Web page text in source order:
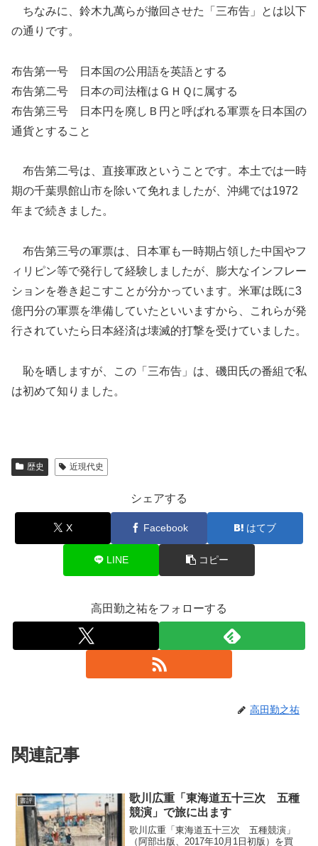
ちなみに、鈴木九萬らが撤回させた「三布告」とは以下
の通りです。
布告第一号 日本国の公用語を英語とする
布告第二号 日本の司法権はＧＨＱに属する
布告第三号 日本円を廃しＢ円と呼ばれる軍票を日本国の
通貨とすること
布告第二号は、直接軍政ということです。本土では一時
期の千葉県館山市を除いて免れましたが、沖縄では1972
年まで続きました。
布告第三号の軍票は、日本軍も一時期占領した中国やフ
ィリピン等で発行して経験しましたが、膨大なインフレー
ションを巻き起こすことが分かっています。米軍は既に3
億円分の軍票を準備していたといいますから、これらが発
行されていたら日本経済は壊滅的打撃を受けていました。
恥を晒しますが、この「三布告」は、磯田氏の番組で私
は初めて知りました。
歴史 近現代史
シェアする
X Facebook はてブ
LINE コピー
高田勤之祐をフォローする
高田勤之祐
関連記事
書評
歌川広重「東海道五十三次 五種
競演」で旅に出ます
歌川広重「東海道五十三次 五種競演」
（阿部出版、2017年10月1日初版）を買